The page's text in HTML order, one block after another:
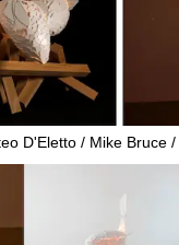
D'Eletto / Mike Bruce